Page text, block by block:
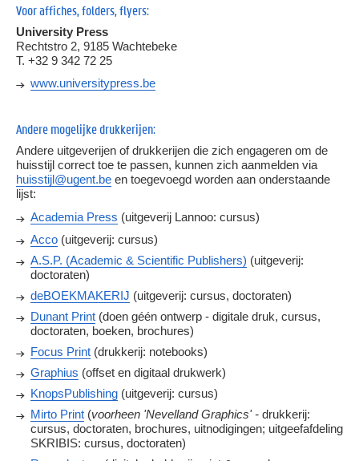
Voor affiches, folders, flyers:
University Press
Rechtstro 2, 9185 Wachtebeke
T. +32 9 342 72 25
www.universitypress.be
Andere mogelijke drukkerijen:
Andere uitgeverijen of drukkerijen die zich engageren om de
huisstijl correct toe te passen, kunnen zich aanmelden via
huisstijl@ugent.be en toegevoegd worden aan onderstaande
lijst:
Academia Press (uitgeverij Lannoo: cursus)
Acco (uitgeverij: cursus)
A.S.P. (Academic & Scientific Publishers) (uitgeverij:
doctoraten)
deBOEKMAKERIJ (uitgeverij: cursus, doctoraten)
Dunant Print (doen géén ontwerp - digitale druk, cursus,
doctoraten, boeken, brochures)
Focus Print (drukkerij: notebooks)
Graphius (offset en digitaal drukwerk)
KnopsPublishing (uitgeverij: cursus)
Mirto Print (voorheen 'Nevelland Graphics' - drukkerij:
cursus, doctoraten, brochures, uitnodigingen; uitgeefafdeling
SKRIBIS: cursus, doctoraten)